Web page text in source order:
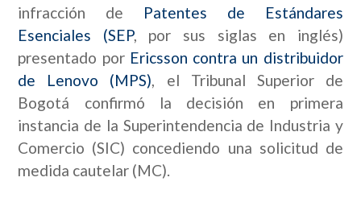
infracción de Patentes de Estándares
Esenciales (SEP, por sus siglas en inglés)
presentado por Ericsson contra un distribuidor
de Lenovo (MPS), el Tribunal Superior de
Bogotá confirmó la decisión en primera
instancia de la Superintendencia de Industria y
Comercio (SIC) concediendo una solicitud de
medida cautelar (MC).